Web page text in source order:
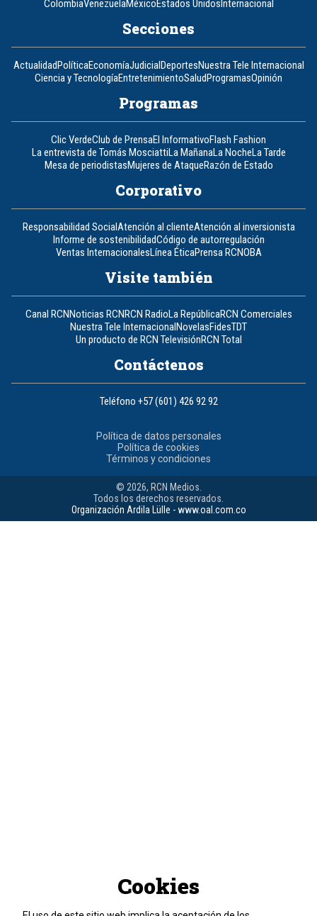
ColombiaVenezuelaMéxicoEstados UnidosInternacional
Secciones
ActualidadPolíticaEconomíaJudicialDeportesNuestra Tele Internacional
Ciencia y TecnologíaEntretenimientoSaludProgramasOpinión
Programas
Clic VerdeClub de PrensaEl InformativoFlash Fashion
La entrevista de Tomás MosciattiLa MañanaLa NocheLa Tarde
Mesa de periodistasMujeres de AtaqueRazón de Estado
Corporativo
Responsabilidad SocialAtención al clienteAtención al inversionista
Informe de sostenibilidadCódigo de autorregulación
Ventas InternacionalesLínea ÉticaPrensa RCNOBA
Visite también
Canal RCNNoticias RCNRCN RadioLa RepúblicaRCN Comerciales
Nuestra Tele InternacionalNovelasFidesTDT
Un producto de RCN TelevisiónRCN Total
Contáctenos
Teléfono +57 (601) 426 92 92
Política de datos personales
Política de cookies
Términos y condiciones
© 2026, RCN Medios.
Todos los derechos reservados.
Organización Ardila Lülle - www.oal.com.co
Cookies